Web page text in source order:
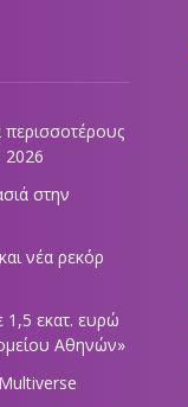
2026
στην
νέα ρεκόρ
εκατ. ευρώ
Αθηνών»